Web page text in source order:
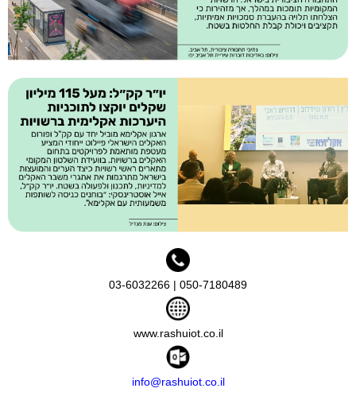
050-7180489 | 03-6032266
www.rashuiot.co.il
info@rashuiot.co.il